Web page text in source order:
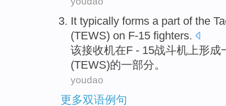
It typically forms a part of the
(TEWS) on F-15 fighters.
该接收机在F - 15战斗机 上形成
(TEWS)的一部分。
youdao
更多双语例句